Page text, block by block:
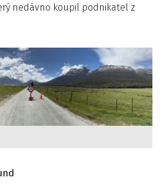
nedávno koupil podnikatel z